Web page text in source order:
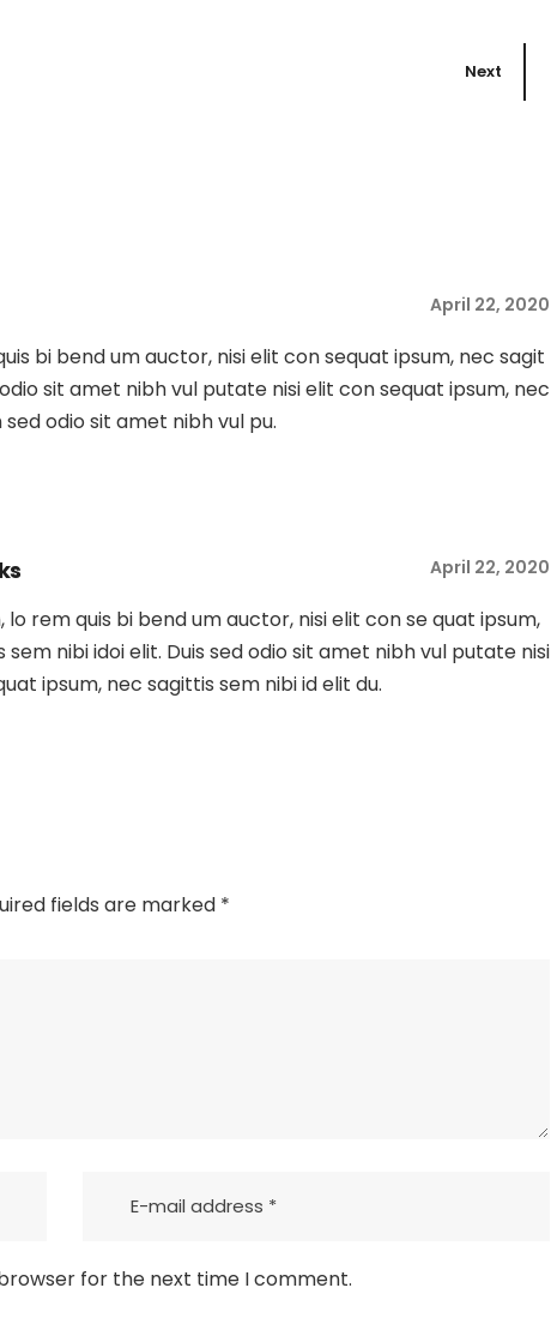
Next
April 22, 2020
bi bend um auctor, nisi elit con sequat ipsum, nec sagit
sit amet nibh vul putate nisi elit con sequat ipsum, nec
odio sit amet nibh vul pu.
April 22, 2020
lo rem quis bi bend um auctor, nisi elit con se quat ipsum,
sem nibi idoi elit. Duis sed odio sit amet nibh vul putate nisi
ipsum, nec sagittis sem nibi id elit du.
fields are marked *
for the next time I comment.